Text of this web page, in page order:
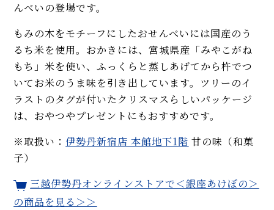
んべいの登場です。
もみの木をモチーフにしたおせんべいには国産のう
るち米を使用。おかきには、宮城県産「みやこがね
もち」米を使い、ふっくらと蒸しあげてから杵でつ
いてお米のうま味を引き出しています。ツリーのイ
ラストのタグが付いたクリスマスらしいパッケージ
は、おやつやプレゼントにもおすすめです。
※取扱い： 伊勢丹新宿店 本館地下1階 甘の味（和菓
子）
三越伊勢丹オンラインストアで＜銀座あけぼの＞
の商品を見る＞＞